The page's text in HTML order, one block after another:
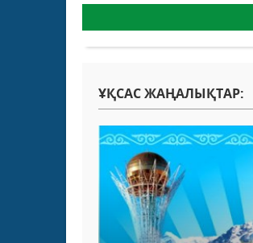
ҰҚСАС ЖАҢАЛЫҚТАР: